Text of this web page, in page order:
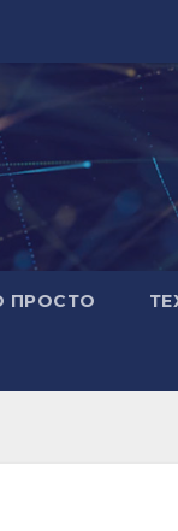
ПРОСТО